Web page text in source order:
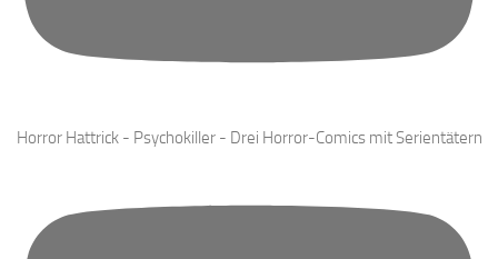
Horror Hattrick - Psychokiller - Drei Horror-Comics mit Serientätern